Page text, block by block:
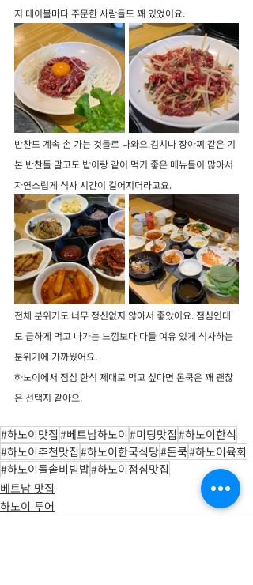
지 테이블마다 주문한 사람들도 꽤 있었어요.
반찬도 계속 손 가는 것들로 나와요.김치나 장아찌 같은 기
본 반찬들 말고도 밥이랑 같이 먹기 좋은 메뉴들이 많아서
자연스럽게 식사 시간이 길어지더라고요.
전체 분위기도 너무 정신없지 않아서 좋았어요. 점심인데
도 급하게 먹고 나가는 느낌보다 다들 여유 있게 식사하는
분위기에 가까웠어요.
하노이에서 점심 한식 제대로 먹고 싶다면 돈쿡은 꽤 괜찮
은 선택지 같아요.
#하노이맛집 #베트남하노이 #미딩맛집 #하노이한식
#하노이추천맛집 #하노이한국식당#돈쿡#하노이육회
#하노이돌솥비빔밥#하노이점심맛집
베트남 맛집
하노이 투어